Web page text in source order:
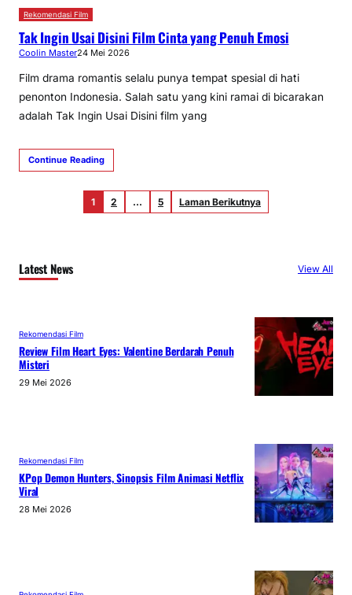
Rekomendasi Film
Tak Ingin Usai Disini Film Cinta yang Penuh Emosi
Coolin Master24 Mei 2026
Film drama romantis selalu punya tempat spesial di hati
penonton Indonesia. Salah satu yang kini ramai di bicarakan
adalah Tak Ingin Usai Disini film yang
Continue Reading
1 2 … 5 Laman Berikutnya
Latest News View All
Rekomendasi Film
Review Film Heart Eyes: Valentine Berdarah Penuh
Misteri
29 Mei 2026
Rekomendasi Film
KPop Demon Hunters, Sinopsis Film Animasi Netflix
Viral
28 Mei 2026